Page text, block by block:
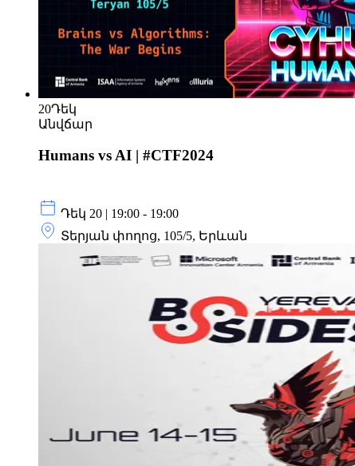
20Դեկ
Անվճար
Humans vs AI | #CTF2024
Դեկ 20 | 19:00 - 19:00
Տերյան փողոց, 105/5, Երևան